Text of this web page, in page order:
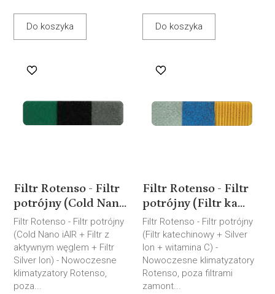
Do koszyka Do koszyka
Filtr Rotenso - Filtr
potrójny (Cold Nan...
Filtr Rotenso - Filtr potrójny
(Cold Nano iAIR + Filtr z
aktywnym węglem + Filtr
Silver Ion) - Nowoczesne
klimatyzatory Rotenso,
poza...
Filtr Rotenso - Filtr
potrójny (Filtr ka...
Filtr Rotenso - Filtr potrójny
(Filtr katechinowy + Silver
Ion + witamina C) -
Nowoczesne klimatyzatory
Rotenso, poza filtrami
zamont...